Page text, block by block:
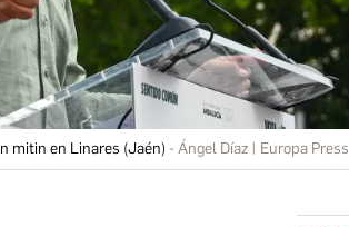
mitin en Linares (Jaén) Ángel Díaz | Europa Press